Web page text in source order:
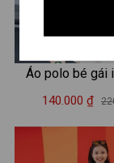
Áo polo bé gái
GÁI ÔM MÈO -
140.000 ₫